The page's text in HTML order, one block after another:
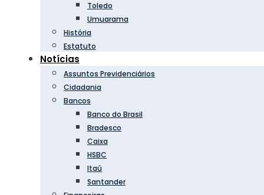
Toledo
Umuarama
História
Estatuto
Notícias
Assuntos Previdenciários
Cidadania
Bancos
Banco do Brasil
Bradesco
Caixa
HSBC
Itaú
Santander